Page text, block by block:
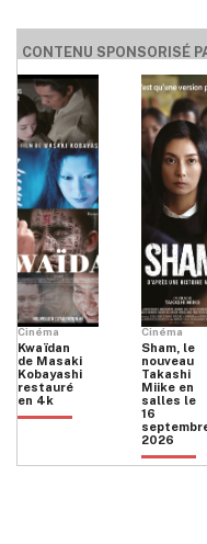
CONTENU SPONSORISÉ
Cinéma
Kwaïdan
de Masaki
Kobayashi
restauré
en 4k
Cinéma
Sham, le
nouveau
Takashi
Miike en
salles le
16
2026